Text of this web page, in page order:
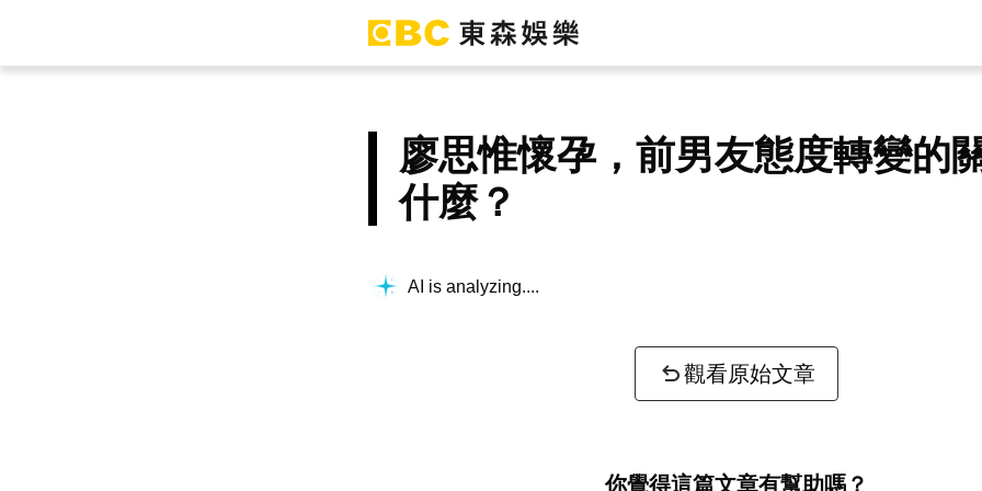
廖思惟懷孕，前男友態度轉變的
什麼？
Searching for key information...
觀看原始文章
你覺得這篇文章有幫助嗎？